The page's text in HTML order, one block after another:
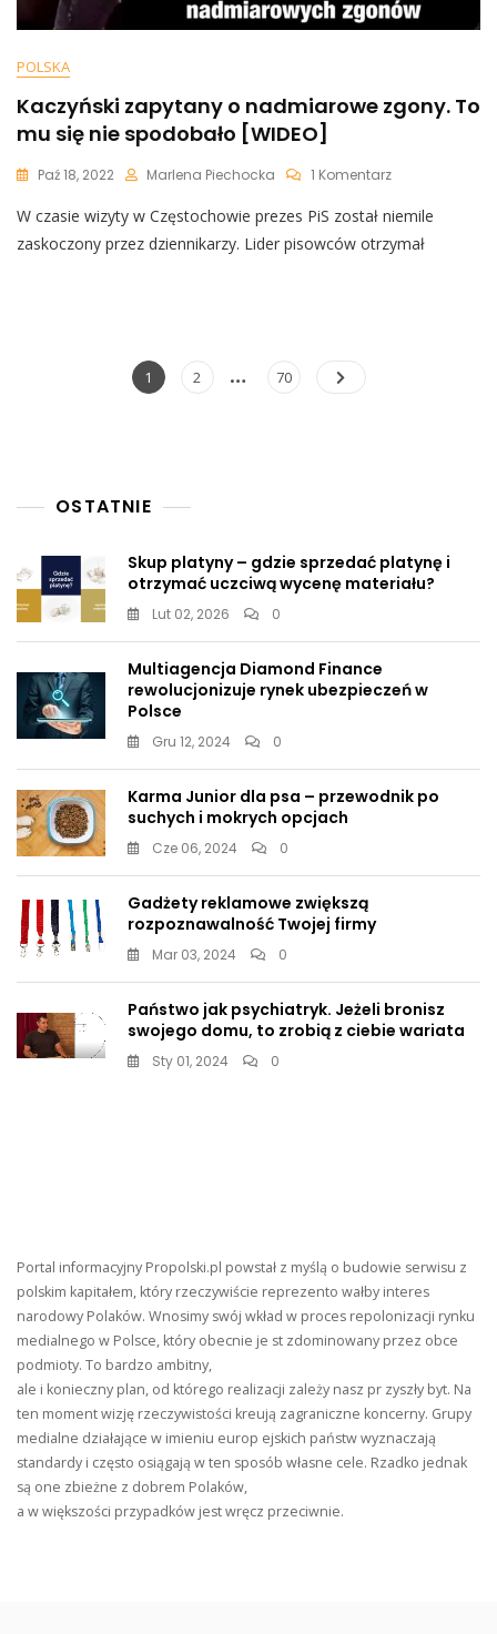
POLSKA
Kaczyński zapytany o nadmiarowe zgony. To
mu się nie spodobało [WIDEO]
Paź 18, 2022 Marlena Piechocka 1 KomentarzDo
Zapytany
O
Nadmiarowe
W czasie wizyty w Częstochowie prezes PiS został niemile
zaskoczony przez dziennikarzy. Lider pisowców otrzymał
Nawigacja
Page
1 Page
2 … Page
70
OSTATNIE
Skup platyny – gdzie sprzedać platynę i
otrzymać uczciwą wycenę materiału?
Lut 02, 2026 0
Multiagencja Diamond Finance
rewolucjonizuje rynek ubezpieczeń w
Polsce
Gru 12, 2024 0
Karma Junior dla psa – przewodnik po
suchych i mokrych opcjach
Cze 06, 2024 0
Gadżety reklamowe zwiększą
rozpoznawalność Twojej firmy
Mar 03, 2024 0
Państwo jak psychiatryk. Jeżeli bronisz
swojego domu, to zrobią z ciebie wariata
Sty 01, 2024 0
Portal informacyjny Propolski.pl powstał z myślą o budowie serwisu z
polskim kapitałem, który rzeczywiście reprezento wałby interes
narodowy Polaków. Wnosimy swój wkład w proces repolonizacji rynku
medialnego w Polsce, który obecnie je st zdominowany przez obce
podmioty. To bardzo ambitny,
ale i konieczny plan, od którego realizacji zależy nasz pr zyszły byt. Na
ten moment wizję rzeczywistości kreują zagraniczne koncerny. Grupy
medialne działające w imieniu europ ejskich państw wyznaczają
standardy i często osiągają w ten sposób własne cele. Rzadko jednak
są one zbieżne z dobrem Polaków,
a w większości przypadków jest wręcz przeciwnie.